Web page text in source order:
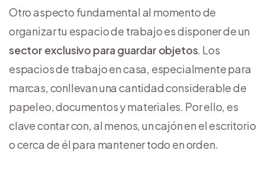
Otro aspecto fundamental al momento de
organizar tu espacio de trabajo es disponer de un
sector exclusivo para guardar objetos. Los
espacios de trabajo en casa, especialmente para
marcas, conllevan una cantidad considerable de
papeleo, documentos y materiales. Por ello, es
clave contar con, al menos, un cajón en el escritorio
o cerca de él para mantener todo en orden.